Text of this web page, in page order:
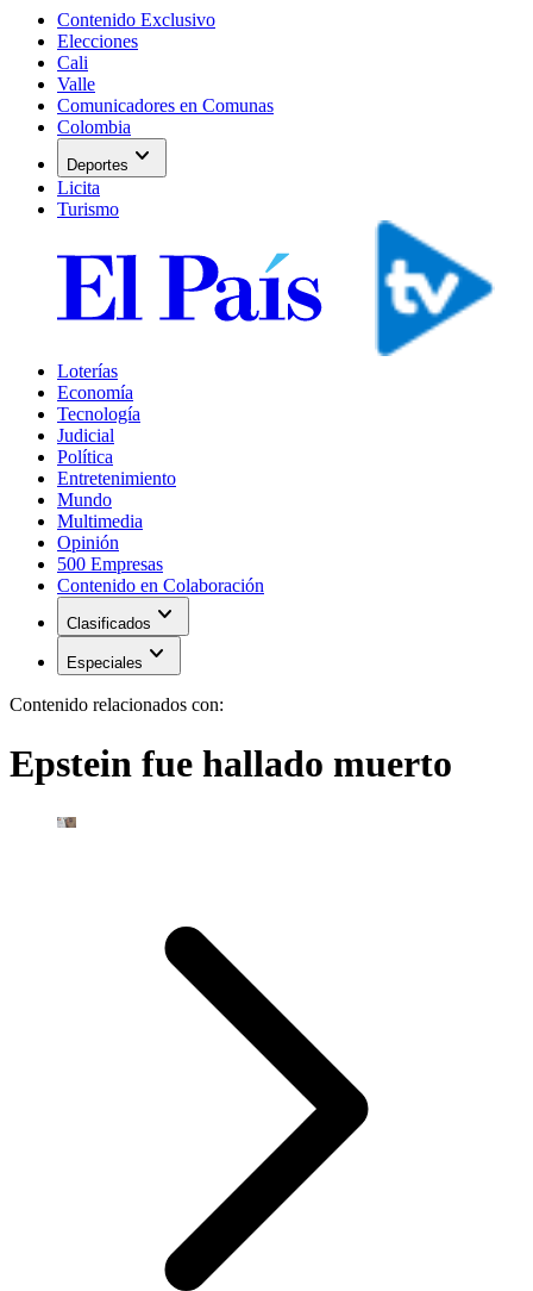
Contenido Exclusivo
Elecciones
Cali
Valle
Comunicadores en Comunas
Colombia
Deportes expand_more
Licita
Turismo
Loterías
Economía
Tecnología
Judicial
Política
Entretenimiento
Mundo
Multimedia
Opinión
500 Empresas
Contenido en Colaboración
Clasificados expand_more
Especiales expand_more
Contenido relacionados con:
Epstein fue hallado muerto